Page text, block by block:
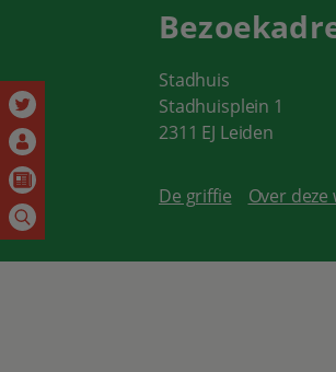
Stadhuis
Stadhuisplein 1
2311 EJ Leiden
De griffie Over deze